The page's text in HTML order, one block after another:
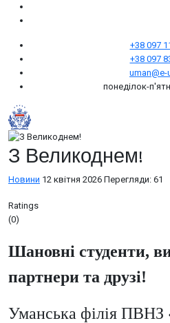
+38 097
+38 097
uman@e-
понеділок-
З Великоднем!
Новини 12 квітня 2026 Перегляди: 61
Ratings
(0)
Шановні студенти,
партнери та друзі!
Уманська філія ПВНЗ